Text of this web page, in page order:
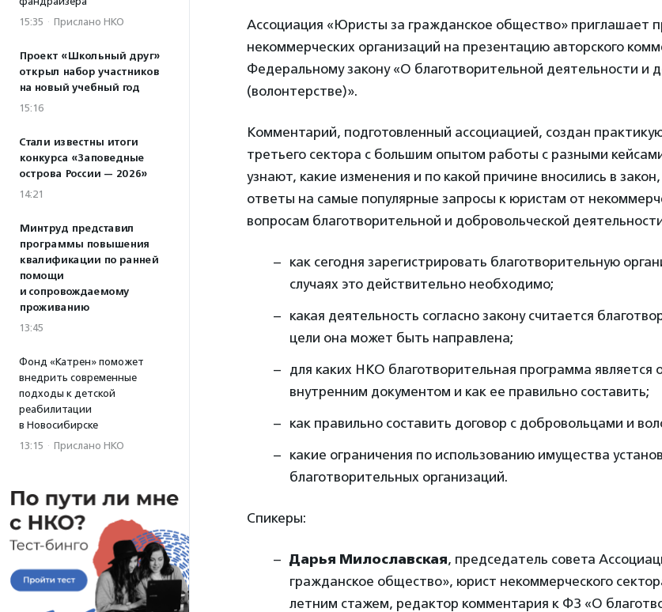
15:35 · Прислано НКО
Проект «Школьный друг»
открыл набор участников
на новый учебный год
15:16
Стали известны итоги
конкурса «Заповедные
острова России — 2026»
14:21
Минтруд представил
программы повышения
квалификации по ранней
помощи
и сопровождаемому
проживанию
13:45
Фонд «Катрен» поможет
внедрить современные
подходы к детской
реабилитации
в Новосибирске
13:15 · Прислано НКО
Ассоциация «Юристы за гражданское общество» приглашает
некоммерческих организаций на презентацию авторского
Федеральному закону «О благотворительной деятельности и
(волонтерстве)».
Комментарий, подготовленный ассоциацией, создан
третьего сектора с большим опытом работы с разными
узнают, какие изменения и по какой причине вносились в
ответы на самые популярные запросы к юристам от
вопросам благотворительной и добровольческой
как сегодня зарегистрировать благотворительную
случаях это действительно необходимо;
какая деятельность согласно закону считается
цели она может быть направлена;
для каких НКО благотворительная программа является
внутренним документом и как ее правильно составить;
как правильно составить договор с добровольцами и
какие ограничения по использованию имущества
благотворительных организаций.
Спикеры:
Дарья Милославская, председатель совета
гражданское общество», юрист некоммерческого
летним стажем, редактор комментария к ФЗ «О